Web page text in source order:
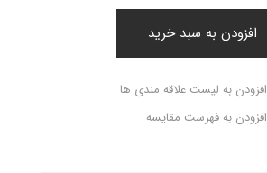
افزودن به سبد خرید
افزودن به لیست علاقه مندی ها
افزودن به فهرست مقایسه